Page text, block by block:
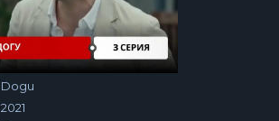
Dogu
2021